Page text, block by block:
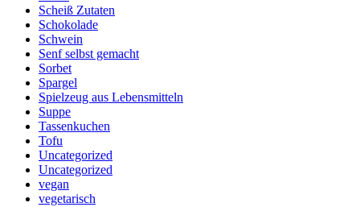
Scheiß Zutaten
Schokolade
Schwein
Senf selbst gemacht
Sorbet
Spargel
Spielzeug aus Lebensmitteln
Suppe
Tassenkuchen
Tofu
Uncategorized
Uncategorized
vegan
vegetarisch